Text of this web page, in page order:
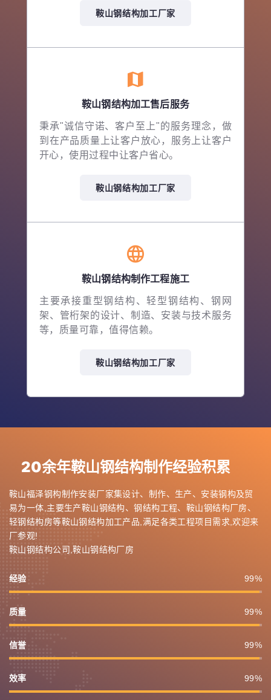
鞍山钢结构加工厂家
鞍山钢结构加工售后服务
秉承"诚信守诺、客户至上"的服务理念，做
到在产品质量上让客户放心，服务上让客户
开心，使用过程中让客户省心。
鞍山钢结构加工厂家
鞍山钢结构制作工程施工
主要承接重型钢结构、轻型钢结构、钢网
架、管桁架的设计、制造、安装与技术服务
等，质量可靠，值得信赖。
鞍山钢结构加工厂家
20余年鞍山钢结构制作经验积累
鞍山福泽钢构制作安装厂家集设计、制作、生产、安装钢构及贸
易为一体,主要生产鞍山钢结构、钢结构工程、鞍山钢结构厂房、
轻钢结构房等鞍山钢结构加工产品,满足各类工程项目需求,欢迎来
厂参观!
鞍山钢结构公司,鞍山钢结构厂房
经验 99
质量 99
信誉 99
效率 99